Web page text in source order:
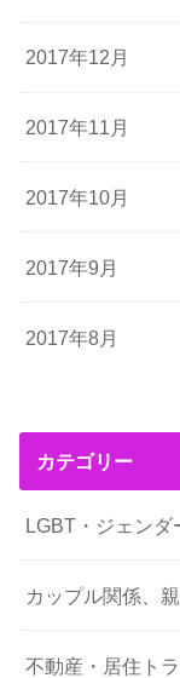
2017年12月
2017年11月
2017年10月
2017年9月
2017年8月
カテゴリー
LGBT・ジェンダ
カップル関係、
不動産・居住ト